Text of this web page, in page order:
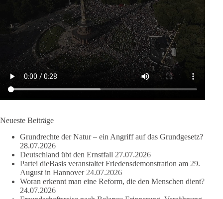
bekämpft, Schleuserkriminalität entschlossen entgegentritt und
Migration nicht zum Gegenstand geopolitischer Machtspiele
werden lässt.
Der Mensch darf niemals zum Spielball politischer Interessen
werden.
#dieBasis #Migration #Europa #Menschenwürde
#Rechtsstaat
#Frieden #Subsidiarität
41 15 5
DieBasis
2 Tage(n) zuvor
Neueste Beiträge
Grundrechte der Natur – ein Angriff auf das Grundgesetz?
28.07.2026
Deutschland übt den Ernstfall 27.07.2026
Partei dieBasis veranstaltet Friedensdemonstration am 29.
August in Hannover 24.07.2026
Woran erkennt man eine Reform, die den Menschen dient?
24.07.2026